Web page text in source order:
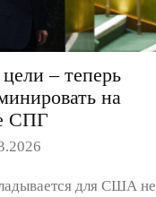
– теперь
на
СПГ
для США не